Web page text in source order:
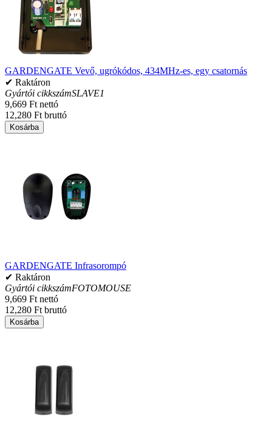
GARDENGATE Vevő, ugrókódos, 434MHz-es, egy csatornás
✔ Raktáron
Gyártói cikkszámSLAVE1
9,669 Ft nettó
12,280 Ft bruttó
Kosárba
GARDENGATE Infrasorompó
✔ Raktáron
Gyártói cikkszámFOTOMOUSE
9,669 Ft nettó
12,280 Ft bruttó
Kosárba